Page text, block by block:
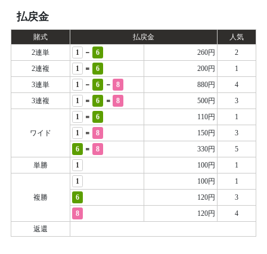
払戻金
賭式 払戻金
人気
2連単
1 - 6 260円
2
2連複
1 = 6 200円
1
3連単
1 - 6 - 8 880円
4
3連複
1 = 6 = 8 500円 3
ワイド
1 = 6 110円
1
1
= 8 150円
3
6
= 8 330円
5
単勝
1 100円 1
複勝
1 100円
1
6
120円
3
8
120円
4
返還